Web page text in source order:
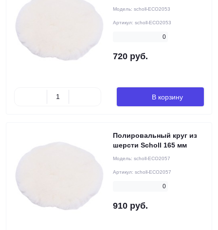
Модель: scholl-ECO2053
Артикул: scholl-ECO2053
0
720 руб.
В корзину
Полировальный круг из
шерсти Scholl 165 мм
Модель: scholl-ECO2057
Артикул: scholl-ECO2057
0
910 руб.